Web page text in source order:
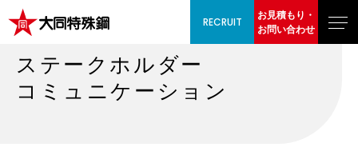
RECRUIT
お見積もり・
お問い合わせ
ステークホルダー
コミュニケーション